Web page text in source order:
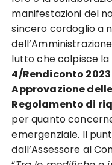
manifestazioni del
sincero cordoglio a
lutto che colpisce la
4/Rendiconto
Approvazione
Regolamento di
per quanto
emergenziale. Il
dall’Assessore al